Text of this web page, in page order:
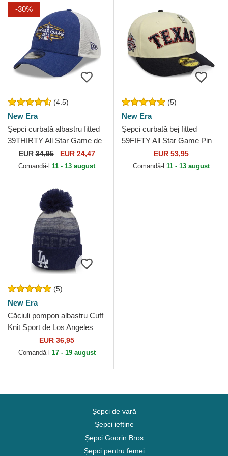
-30%
(4.5)
New Era
Șepci curbată albastru fitted
39THIRTY All Star Game de
Los Angeles Dodgers MLB
de New Era
EUR34,95 EUR 24,47
Comandă-l 11 - 13 august
(5)
New Era
Șepci curbată bej fitted
59FIFTY All Star Game Pin
de Texas Rangers MLB de
New Era
EUR 53,95
Comandă-l 11 - 13 august
(5)
New Era
Căciuli pompon albastru Cuff
Knit Sport de Los Angeles
Dodgers MLB de New Era
EUR 36,95
Comandă-l 17 - 19 august
Șepci de vară
Șepci ieftine
Șepci Goorin Bros
Șepci pentru femei